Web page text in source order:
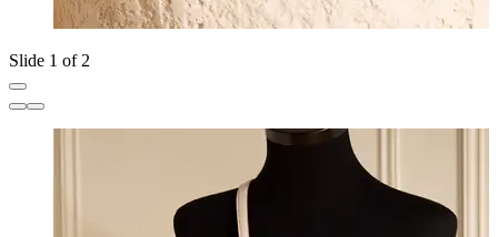
Slide 1 of 2